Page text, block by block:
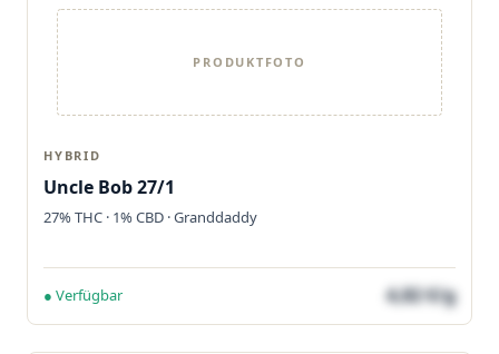
PRODUKTFOTO
HYBRID
Uncle Bob 27/1
27% THC · 1% CBD · Granddaddy
● Verfügbar 4,82 €/g